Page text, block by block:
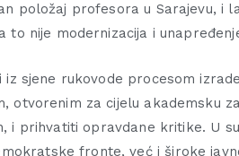
položaj profesora u Sarajevu, i
nije modernizacija i
sjene rukovode procesom
za cijelu akademsku
i prihvatiti opravdane kritike. U
fronte, već i široke